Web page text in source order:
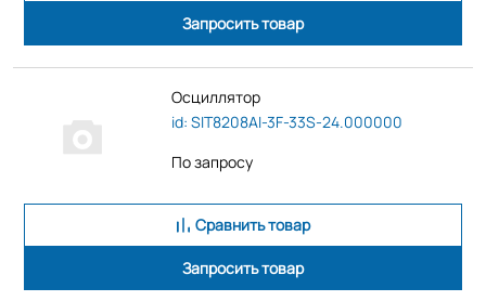
Запросить товар
Осциллятор
id: SIT8208AI-3F-33S-24.000000
По запросу
Сравнить товар
Запросить товар